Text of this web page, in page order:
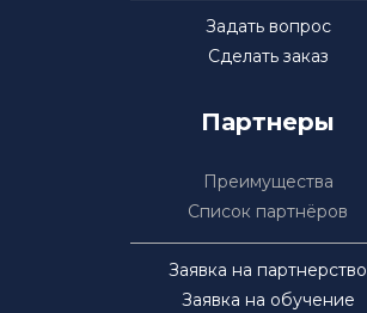
Задать вопрос
Сделать заказ
Партнеры
Преимущества
Список партнёров
Заявка на партнерство
Заявка на обучение